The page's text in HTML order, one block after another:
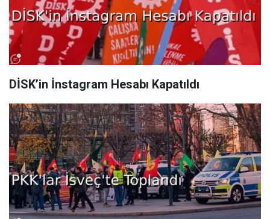
DİSK’in İnstagram Hesabı Kapatıldı